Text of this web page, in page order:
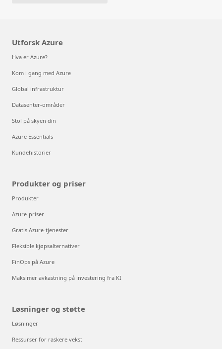
Utforsk Azure
Hva er Azure?
Kom i gang med Azure
Global infrastruktur
Datasenter-områder
Stol på skyen din
Azure Essentials
Kundehistorier
Produkter og priser
Produkter
Azure-priser
Gratis Azure-tjenester
Fleksible kjøpsalternativer
FinOps på Azure
Maksimer avkastning på investering fra KI
Løsninger og støtte
Løsninger
Ressurser for raskere vekst